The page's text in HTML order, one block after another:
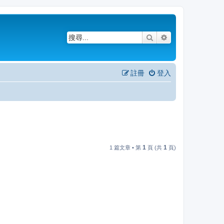
搜尋
登入
註冊
1 篇文章 • 第 1 頁 (共 1 頁)